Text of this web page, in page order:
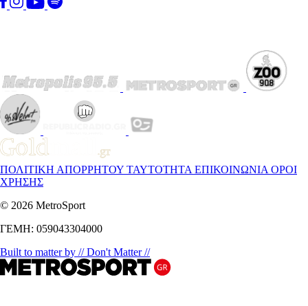
ΠΟΛΙΤΙΚΗ ΑΠΟΡΡΗΤΟΥ ΤΑΥΤΟΤΗΤΑ ΕΠΙΚΟΙΝΩΝΙΑ ΟΡΟΙ
ΧΡΗΣΗΣ
© 2026 MetroSport
ΓΕΜΗ: 059043304000
Built to matter by // Don't Matter //